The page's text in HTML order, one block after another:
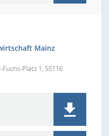
Mainz
Platz 1, 55116